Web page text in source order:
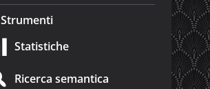
Strumenti
Statistiche
Ricerca semantica